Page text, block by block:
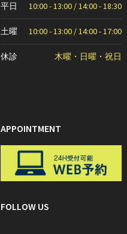
平日 10:00 - 13:00 / 14:00 - 18:30
土曜 10:00 - 13:00 / 14:00 - 17:00
休診 木曜・日曜・祝日
APPOINTMENT
FOLLOW US